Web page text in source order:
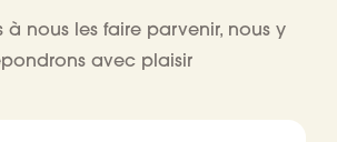
à nous les faire parvenir, nous y
avec plaisir